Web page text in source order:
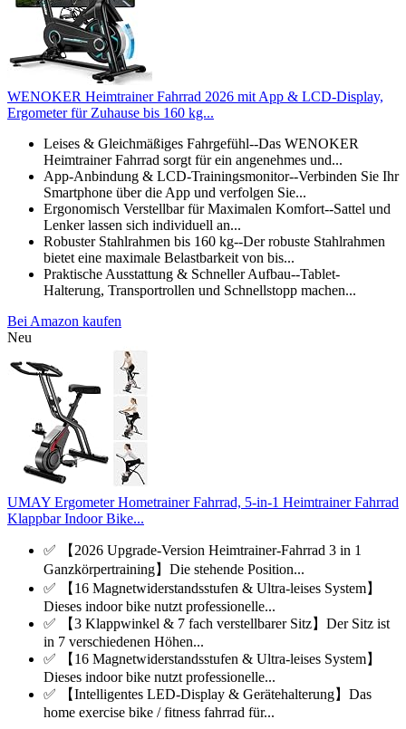
WENOKER Heimtrainer Fahrrad 2026 mit App & LCD-Display,
Ergometer für Zuhause bis 160 kg...
Leises & Gleichmäßiges Fahrgefühl--Das WENOKER
Heimtrainer Fahrrad sorgt für ein angenehmes und...
App-Anbindung & LCD-Trainingsmonitor--Verbinden Sie Ihr
Smartphone über die App und verfolgen Sie...
Ergonomisch Verstellbar für Maximalen Komfort--Sattel und
Lenker lassen sich individuell an...
Robuster Stahlrahmen bis 160 kg--Der robuste Stahlrahmen
bietet eine maximale Belastbarkeit von bis...
Praktische Ausstattung & Schneller Aufbau--Tablet-
Halterung, Transportrollen und Schnellstopp machen...
Bei Amazon kaufen
Neu
UMAY Ergometer Hometrainer Fahrrad, 5-in-1 Heimtrainer Fahrrad
Klappbar Indoor Bike...
✅ 【2026 Upgrade-Version Heimtrainer-Fahrrad 3 in 1
Ganzkörpertraining】Die stehende Position...
✅ 【16 Magnetwiderstandsstufen & Ultra-leises System】
Dieses indoor bike nutzt professionelle...
✅ 【3 Klappwinkel & 7 fach verstellbarer Sitz】Der Sitz ist
in 7 verschiedenen Höhen...
✅ 【16 Magnetwiderstandsstufen & Ultra-leises System】
Dieses indoor bike nutzt professionelle...
✅ 【Intelligentes LED-Display & Gerätehalterung】Das
home exercise bike / fitness fahrrad für...